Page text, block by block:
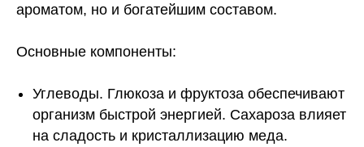
ароматом, но и богатейшим составом.
Основные компоненты:
Углеводы. Глюкоза и фруктоза обеспечивают
организм быстрой энергией. Сахароза влияет
на сладость и кристаллизацию меда.